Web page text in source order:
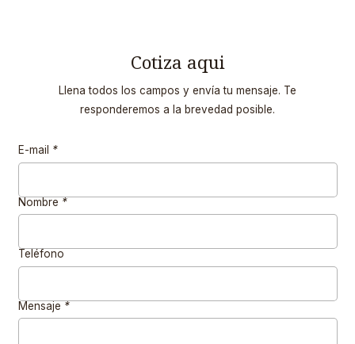
Cotiza aqui
Llena todos los campos y envía tu mensaje. Te
responderemos a la brevedad posible.
E-mail *
Nombre *
Teléfono
Mensaje *